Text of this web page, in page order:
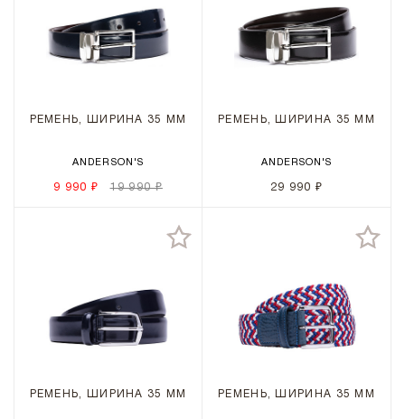
РЕМЕНЬ, ШИРИНА 35 ММ
ANDERSON'S
9 990 ₽ 19 990 ₽
РЕМЕНЬ, ШИРИНА 35 ММ
ANDERSON'S
29 990 ₽
РЕМЕНЬ, ШИРИНА 35 ММ РЕМЕНЬ, ШИРИНА 35 ММ